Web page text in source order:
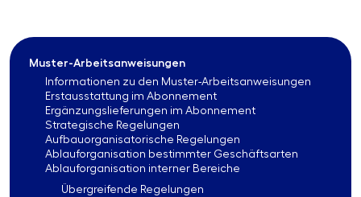
Muster-Arbeitsanweisungen
Informationen zu den Muster-Arbeitsanweisungen
Erstausstattung im Abonnement
Ergänzungslieferungen im Abonnement
Strategische Regelungen
Aufbauorganisatorische Regelungen
Ablauforganisation bestimmter Geschäftsarten
Ablauforganisation interner Bereiche
Übergreifende Regelungen